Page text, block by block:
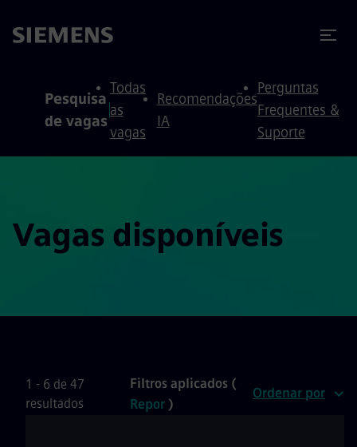
Pesquisa
de vagas
Todas
as
vagas
Recomendações
IA
Perguntas
Frequentes &
Suporte
Vagas disponíveis
1 - 6 de 47
resultados
Filtros aplicados (
Repor )
Ordenar por